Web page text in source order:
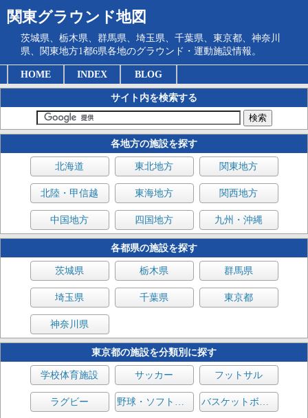
関東グラウンド地図
茨城県、栃木県、群馬県、埼玉県、千葉県、東京都、神奈川
県、関東地方1都6県各地のグラウンド・運動施設情報。
HOME INDEX BLOG
サイト内を検索する
各地方の施設を探す
北海道 東北地方 関東地方
北陸・甲信越 東海地方 関西地方
中国地方 四国地方 九州・沖縄
各都県の施設を探す
茨城県 栃木県 群馬県
埼玉県 千葉県 東京都
神奈川県
東京都の施設を分類別に探す
学校体育施設 サッカー フットサル
ラグビー 野球・ソフトボール バスケットボール